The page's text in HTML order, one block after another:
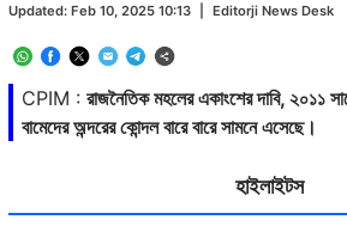
CPIM : রাজনৈতিক মহলের একাংশের দাবি, ২০১১
বামেদের অন্দরের কোন্দল বারে বারে সামনে এসেছে।
Updated: Feb 10, 2025 10:13 Editorji News Desk
হাইলাইটস